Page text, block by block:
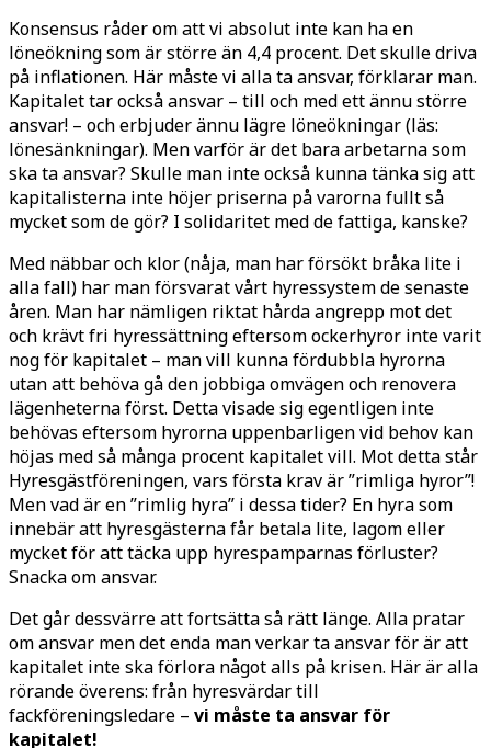
Konsensus råder om att vi absolut inte kan ha en
löneökning som är större än 4,4 procent. Det skulle driva
på inflationen. Här måste vi alla ta ansvar, förklarar man.
Kapitalet tar också ansvar – till och med ett ännu större
ansvar! – och erbjuder ännu lägre löneökningar (läs:
lönesänkningar). Men varför är det bara arbetarna som
ska ta ansvar? Skulle man inte också kunna tänka sig att
kapitalisterna inte höjer priserna på varorna fullt så
mycket som de gör? I solidaritet med de fattiga, kanske?
Med näbbar och klor (nåja, man har försökt bråka lite i
alla fall) har man försvarat vårt hyressystem de senaste
åren. Man har nämligen riktat hårda angrepp mot det
och krävt fri hyressättning eftersom ockerhyror inte varit
nog för kapitalet – man vill kunna fördubbla hyrorna
utan att behöva gå den jobbiga omvägen och renovera
lägenheterna först. Detta visade sig egentligen inte
behövas eftersom hyrorna uppenbarligen vid behov kan
höjas med så många procent kapitalet vill. Mot detta står
Hyresgästföreningen, vars första krav är ”rimliga hyror”!
Men vad är en ”rimlig hyra” i dessa tider? En hyra som
innebär att hyresgästerna får betala lite, lagom eller
mycket för att täcka upp hyrespamparnas förluster?
Snacka om ansvar.
Det går dessvärre att fortsätta så rätt länge. Alla pratar
om ansvar men det enda man verkar ta ansvar för är att
kapitalet inte ska förlora något alls på krisen. Här är alla
rörande överens: från hyresvärdar till
fackföreningsledare – vi måste ta ansvar för
kapitalet!